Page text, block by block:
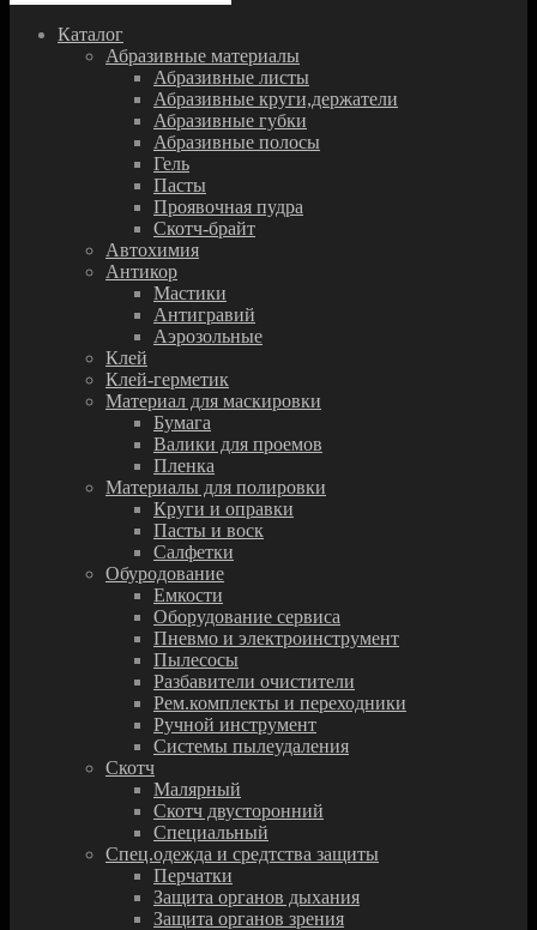
Каталог
Абразивные материалы
Абразивные листы
Абразивные круги,держатели
Абразивные губки
Абразивные полосы
Гель
Пасты
Проявочная пудра
Скотч-брайт
Автохимия
Антикор
Мастики
Антигравий
Аэрозольные
Клей
Клей-герметик
Материал для маскировки
Бумага
Валики для проемов
Пленка
Материалы для полировки
Круги и оправки
Пасты и воск
Салфетки
Обуродование
Емкости
Оборудование сервиса
Пневмо и электроинструмент
Пылесосы
Разбавители очистители
Рем.комплекты и переходники
Ручной инструмент
Системы пылеудаления
Скотч
Малярный
Скотч двусторонний
Специальный
Спец.одежда и средтства защиты
Перчатки
Защита органов дыхания
Защита органов зрения